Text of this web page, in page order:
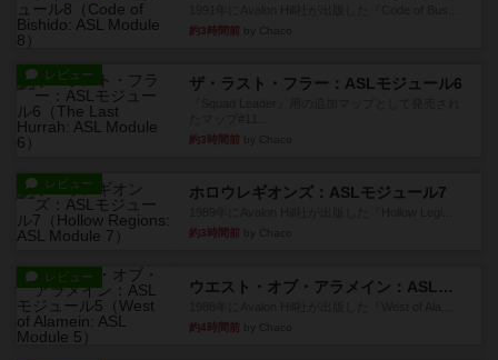
約3時間前
レビュー ザ・ラスト・フラー：ASLモジュール6
約3時間前
レビュー ホロウレギオンズ：ASLモジュール7
約3時間前
レビュー
ウエスト・オブ・アラメイン：ASLモジュール5
約4時間前